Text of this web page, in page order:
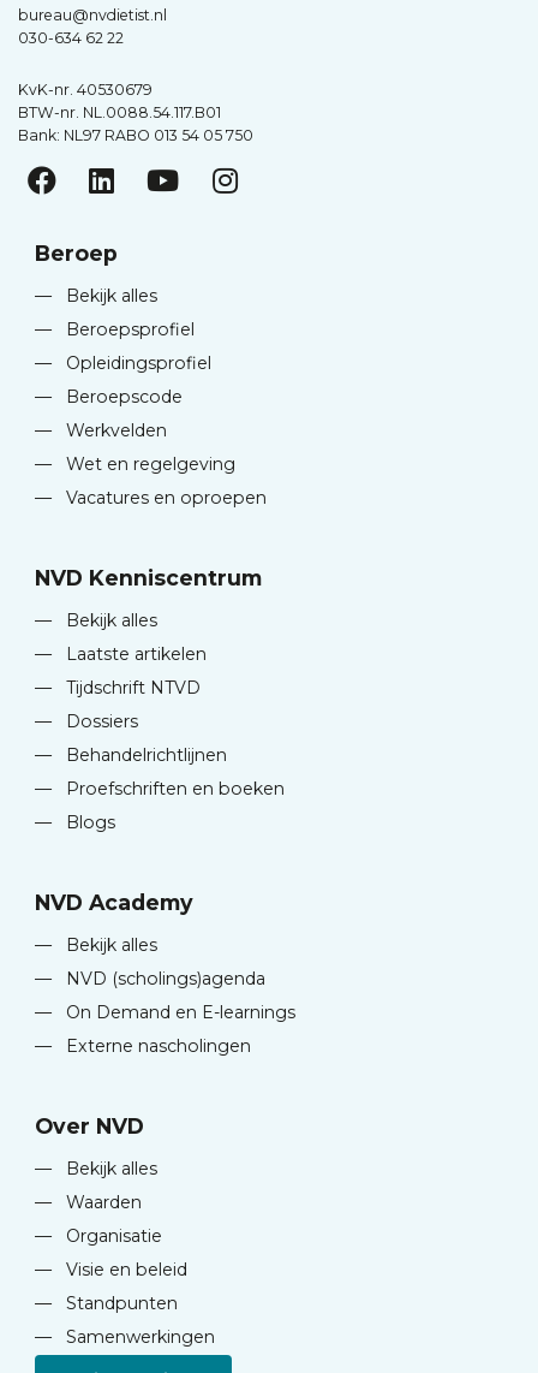
bureau@nvdietist.nl
030-634 62 22
KvK-nr. 40530679
BTW-nr. NL.0088.54.117.B01
Bank: NL97 RABO 013 54 05 750
Beroep
—
Bekijk alles
—
Beroepsprofiel
—
Opleidingsprofiel
—
Beroepscode
—
Werkvelden
—
Wet en regelgeving
—
Vacatures en oproepen
NVD Kenniscentrum
—
Bekijk alles
—
Laatste artikelen
—
Tijdschrift NTVD
—
Dossiers
—
Behandelrichtlijnen
—
Proefschriften en boeken
—
Blogs
NVD Academy
—
Bekijk alles
—
NVD (scholings)agenda
—
On Demand en E-learnings
—
Externe nascholingen
Over NVD
—
Bekijk alles
—
Waarden
—
Organisatie
—
Visie en beleid
—
Standpunten
—
Samenwerkingen